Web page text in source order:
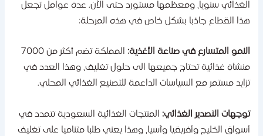
سنويا، ومعظمها مستورد حتى الآن. عدة عوامل تجعل
القطاع جاذبا بشكل خاص في هذه المرحلة:
المتسارع في صناعة الأغذية:
المملكة تضم أكثر من 7000
غذائية تحتاج جميعها الى حلول تغليف، وهذا العدد في
مستمر مع السياسات الداعمة للتصنيع الغذائي المحلي.
التصدير الغذائي:المنتجات الغذائية السعودية تتمدد في
الخليج وأفريقيا وآسيا، وهذا يعني طلبا متناميا على تغليف